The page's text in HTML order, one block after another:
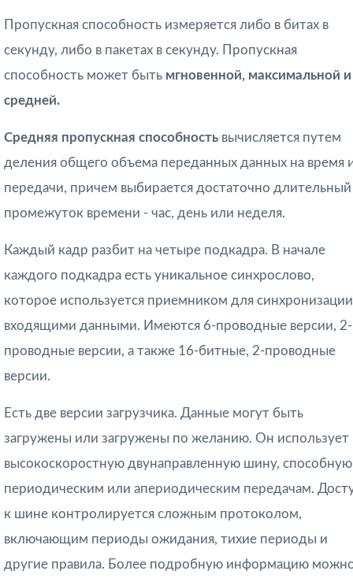
Пропускная способность измеряется либо в битах в
секунду, либо в пакетах в секунду. Пропускная
способность может быть мгновенной, максимальной и
сред­ней.
Средняя пропускная способность вычисляется путем
деления общего объема переданных данных на время
передачи, причем выбирается достаточно длитель­ный
промежуток времени - час, день или неделя.
Каждый кадр разбит на четыре подкадра. В начале
каждого подкадра есть уникальное синхрослово,
которое используется приемником для
входящими данными. Имеются 6-проводные версии, 2-
проводные версии, а также 16-битные, 2-проводные
версии.
Есть две версии загрузчика. Данные могут быть
загружены или загружены по желанию. Он использует
высокоскоростную двунаправленную шину,
периодическим или апериодическим передачам.
к шине контролируется сложным протоколом,
включающим периоды ожидания, тихие периоды и
другие правила. Более подробную информацию